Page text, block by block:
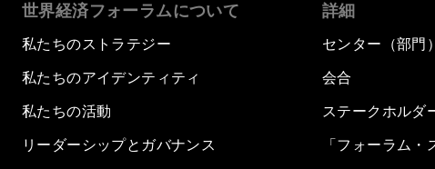
世界経済フォーラムについて
私たちのストラテジー
私たちのアイデンティティ
私たちの活動
リーダーシップとガバナンス
詳細
センター（部門）
会合
ステークホルダ
「フォーラム・